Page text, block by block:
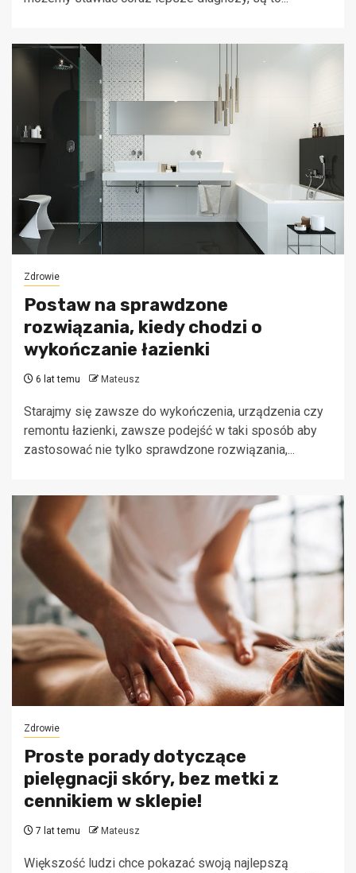
Zdrowie
Postaw na sprawdzone
rozwiązania, kiedy chodzi o
wykończanie łazienki
6 lat temu Mateusz
Starajmy się zawsze do wykończenia, urządzenia czy
remontu łazienki, zawsze podejść w taki sposób aby
zastosować nie tylko sprawdzone rozwiązania,...
Zdrowie
Proste porady dotyczące
pielęgnacji skóry, bez metki z
cennikiem w sklepie!
7 lat temu Mateusz
Większość ludzi chce pokazać swoją najlepszą